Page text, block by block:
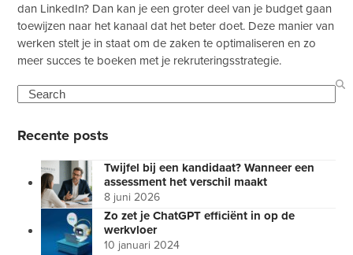
dan LinkedIn? Dan kan je een groter deel van je budget gaan
toewijzen naar het kanaal dat het beter doet. Deze manier van
werken stelt je in staat om de zaken te optimaliseren en zo
meer succes te boeken met je rekruteringsstrategie.
Search
Recente posts
Twijfel bij een kandidaat? Wanneer een
assessment het verschil maakt
8 juni 2026
Zo zet je ChatGPT efficiënt in op de
werkvloer
10 januari 2024